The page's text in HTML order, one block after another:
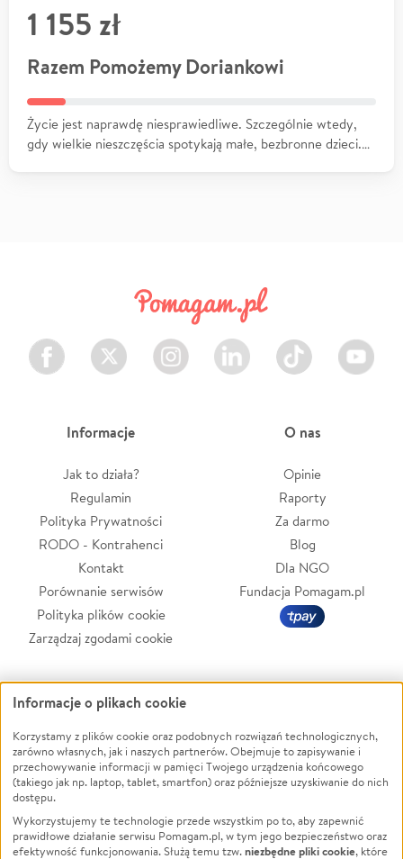
1 155 zł
Razem Pomożemy Doriankowi
Życie jest naprawdę niesprawiedliwe. Szczególnie wtedy,
gdy wielkie nieszczęścia spotykają małe, bezbronne dzieci.…
Facebook Twitter Instagram LinkedIn TikTok Youtube
Informacje
Jak to działa?
Regulamin
Polityka Prywatności
RODO - Kontrahenci
Kontakt
Porównanie serwisów
Polityka plików cookie
Zarządzaj zgodami cookie
O nas
Opinie
Raporty
Za darmo
Blog
Dla NGO
Fundacja Pomagam.pl
Zbieraj na
Leczenie
Zwierzęta
Pożar
Ukraina
Sport
LGBTQ+
Powódź
Wichura
NGO
Religia
Informacje o plikach cookie
Korzystamy z plików cookie oraz podobnych rozwiązań technologicznych,
zarówno własnych, jak i naszych partnerów. Obejmuje to zapisywanie i
przechowywanie informacji w pamięci Twojego urządzenia końcowego
(takiego jak np. laptop, tablet, smartfon) oraz późniejsze uzyskiwanie do nich
dostępu.
Wykorzystujemy te technologie przede wszystkim po to, aby zapewnić
prawidłowe działanie serwisu Pomagam.pl, w tym jego bezpieczeństwo oraz
efektywność funkcjonowania. Służą temu tzw.niezbędne pliki cookie, które